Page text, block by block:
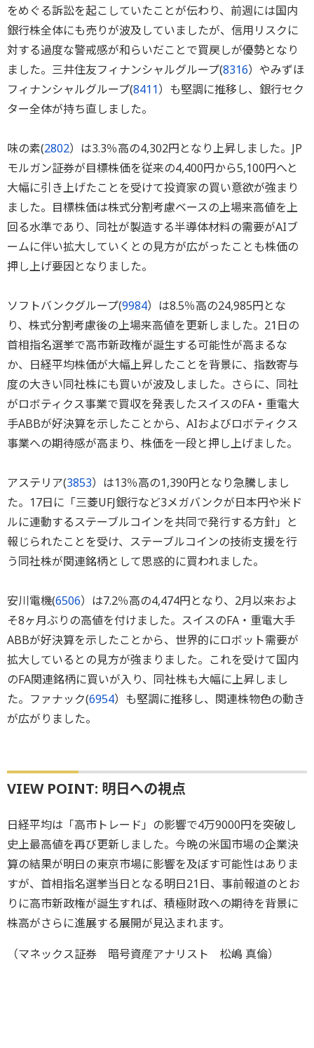
をめぐる訴訟を起こしていたことが伝わり、前週には国内
銀行株全体にも売りが波及していましたが、信用リスクに
対する過度な警戒感が和らいだことで買戻しが優勢となり
ました。三井住友フィナンシャルグループ(8316）やみずほ
フィナンシャルグループ(8411）も堅調に推移し、銀行セク
ター全体が持ち直しました。
味の素(2802）は3.3％高の4,302円となり上昇しました。JP
モルガン証券が目標株価を従来の4,400円から5,100円へと
大幅に引き上げたことを受けて投資家の買い意欲が強まり
ました。目標株価は株式分割考慮ベースの上場来高値を上
回る水準であり、同社が製造する半導体材料の需要がAIブ
ームに伴い拡大していくとの見方が広がったことも株価の
押し上げ要因となりました。
ソフトバンクグループ(9984）は8.5％高の24,985円とな
り、株式分割考慮後の上場来高値を更新しました。21日の
首相指名選挙で高市新政権が誕生する可能性が高まるな
か、日経平均株価が大幅上昇したことを背景に、指数寄与
度の大きい同社株にも買いが波及しました。さらに、同社
がロボティクス事業で買収を発表したスイスのFA・重電大
手ABBが好決算を示したことから、AIおよびロボティクス
事業への期待感が高まり、株価を一段と押し上げました。
アステリア(3853）は13％高の1,390円となり急騰しまし
た。17日に「三菱UFJ銀行など3メガバンクが日本円や米ド
ルに連動するステーブルコインを共同で発行する方針」と
報じられたことを受け、ステーブルコインの技術支援を行
う同社株が関連銘柄として思惑的に買われました。
安川電機(6506）は7.2％高の4,474円となり、2月以来およ
そ8ヶ月ぶりの高値を付けました。スイスのFA・重電大手
ABBが好決算を示したことから、世界的にロボット需要が
拡大しているとの見方が強まりました。これを受けて国内
のFA関連銘柄に買いが入り、同社株も大幅に上昇しまし
た。ファナック(6954）も堅調に推移し、関連株物色の動き
が広がりました。
VIEW POINT: 明日への視点
日経平均は「高市トレード」の影響で4万9000円を突破し
史上最高値を再び更新しました。今晩の米国市場の企業決
算の結果が明日の東京市場に影響を及ぼす可能性はありま
すが、首相指名選挙当日となる明日21日、事前報道のとお
りに高市新政権が誕生すれば、積極財政への期待を背景に
株高がさらに進展する展開が見込まれます。
（マネックス証券 暗号資産アナリスト 松嶋 真倫）